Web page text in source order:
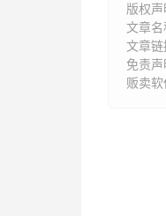
版权
文章名
文章链
免责
贩卖软